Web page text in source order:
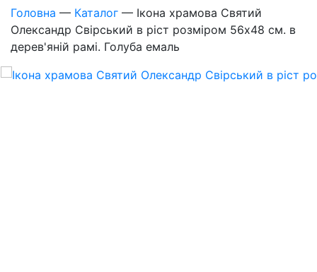
Головна — Каталог — Ікона храмова Святий
Олександр Свірський в ріст розміром 56x48 см. в
дерев'яній рамі. Голуба емаль